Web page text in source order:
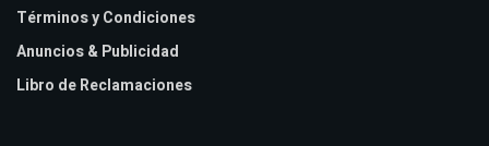
Términos y Condiciones
Anuncios & Publicidad
Libro de Reclamaciones